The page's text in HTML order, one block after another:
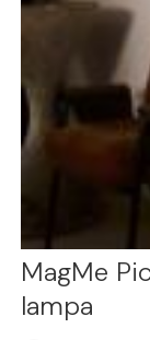
MagMe
lampa